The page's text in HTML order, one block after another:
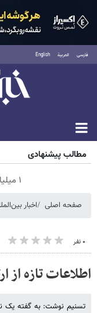
فارسی العربية English
پنجشنبه ۱۵ مرداد
مطالب پیشنهادی
۱ میلیارد اعتبار خرید طلا | بدون ضامن و چک
صفحه اصلی اخبار
۰ نفر
اطلاعات تازه از
تسنیم نوشت: به گفته یک